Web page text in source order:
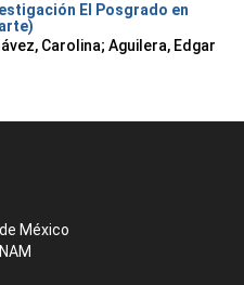
El Posgrado en
Carolina; Aguilera, Edgar
México